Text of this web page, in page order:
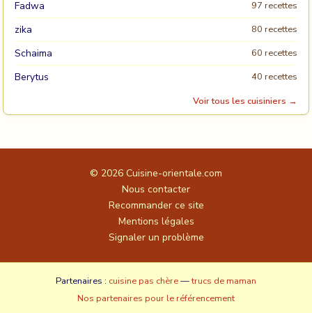
Fadwa 97 recettes
zika 80 recettes
Schaima 60 recettes
Berytus
40 recettes
Voir tous les cuisiniers →
© 2026 Cuisine-orientale.com
Nous contacter
Recommander ce site
Mentions légales
Signaler un problème
Partenaires : cuisine pas chère—trucs de maman
Nos partenaires pour le référencement